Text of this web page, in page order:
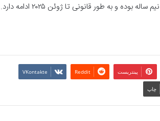
پینتریست Reddit
VKontakte
چاپ